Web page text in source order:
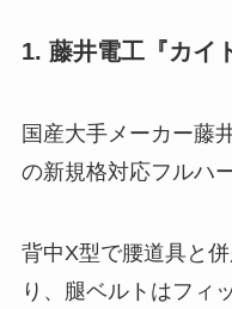
1. 藤井電工『カイ
国産大手メーカー藤
の新規格対応フルハ
背中X型で腰道具と
り、腿ベルトはフィ